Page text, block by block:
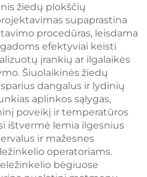
žiedų plokščių
supaprastina
procedūras, leisdama
efektyviai keisti
įrankių ar ilgalaikės
Šiuolaikinės žiedų
dangalus ir lydinių
aplinkos sąlygas,
poveikį ir temperatūros
ištvermė lemia ilgesnius
ir mažesnes
operatoriams.
bėgiuose